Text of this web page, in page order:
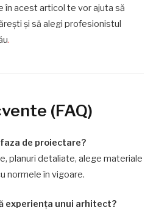
în acest articol te vor ajuta să
și să alegi profesionistul
.
(FAQ)
de proiectare?
planuri detaliate, alege materiale
normele în vigoare.
experiența unui arhitect?